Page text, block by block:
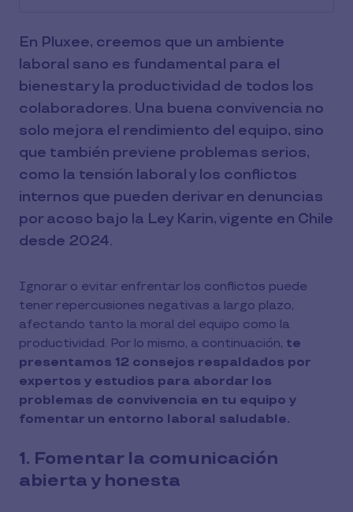
En Pluxee, creemos que un ambiente
laboral sano es fundamental para el
bienestar y la productividad de todos los
colaboradores. Una buena convivencia no
solo mejora el rendimiento del equipo, sino
que también previene problemas serios,
como la tensión laboral y los conflictos
internos que pueden derivar en denuncias
por acoso bajo la Ley Karin, vigente en Chile
desde 2024.
Ignorar o evitar enfrentar los conflictos puede
tener repercusiones negativas a largo plazo,
afectando tanto la moral del equipo como la
productividad. Por lo mismo, a continuación, te
presentamos 12 consejos respaldados por
expertos y estudios para abordar los
problemas de convivencia en tu equipo y
fomentar un entorno laboral saludable.
1. Fomentar la comunicación
abierta y honesta